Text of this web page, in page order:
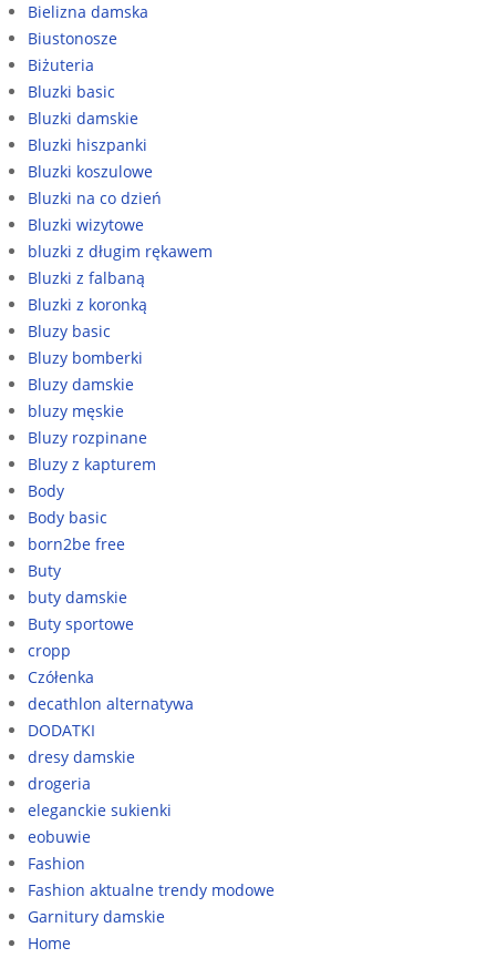
Bielizna damska
Biustonosze
Biżuteria
Bluzki basic
Bluzki damskie
Bluzki hiszpanki
Bluzki koszulowe
Bluzki na co dzień
Bluzki wizytowe
bluzki z długim rękawem
Bluzki z falbaną
Bluzki z koronką
Bluzy basic
Bluzy bomberki
Bluzy damskie
bluzy męskie
Bluzy rozpinane
Bluzy z kapturem
Body
Body basic
born2be free
Buty
buty damskie
Buty sportowe
cropp
Czółenka
decathlon alternatywa
DODATKI
dresy damskie
drogeria
eleganckie sukienki
eobuwie
Fashion
Fashion aktualne trendy modowe
Garnitury damskie
Home